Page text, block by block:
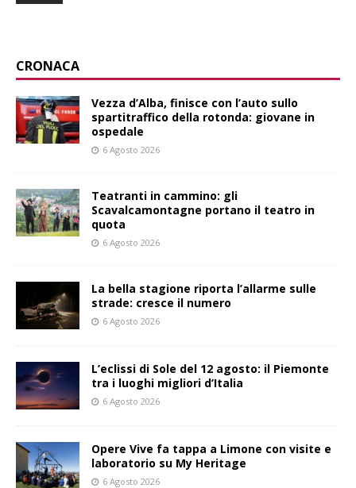
CRONACA
Vezza d’Alba, finisce con l’auto sullo
spartitraffico della rotonda: giovane in
ospedale
6 Agosto 2026
Teatranti in cammino: gli
Scavalcamontagne portano il teatro in
quota
6 Agosto 2026
La bella stagione riporta l’allarme sulle
strade: cresce il numero
6 Agosto 2026
L’eclissi di Sole del 12 agosto: il Piemonte
tra i luoghi migliori d’Italia
6 Agosto 2026
Opere Vive fa tappa a Limone con visite e
laboratorio su My Heritage
6 Agosto 2026